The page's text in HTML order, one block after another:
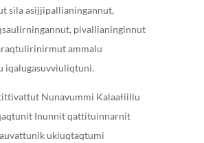
sila asijjipallianingannut,
pivallianinginnut
ammalu
iqalugasuvviuliqtuni.
Nunavummi Kalaałiillu
Inunnit qattituinnarnit
ukiuqtaqtumi